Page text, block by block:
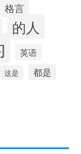
格言
的人
英语
这是 都是